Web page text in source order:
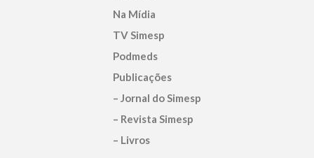
Na Mídia
TV Simesp
Podmeds
Publicações
– Jornal do Simesp
– Revista Simesp
– Livros